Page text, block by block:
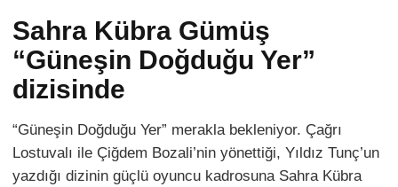
Sahra Kübra Gümüş
“Güneşin Doğduğu Yer”
dizisinde
“Güneşin Doğduğu Yer” merakla bekleniyor. Çağrı
Lostuvalı ile Çiğdem Bozali’nin yönettiği, Yıldız Tunç’un
yazdığı dizinin güçlü oyuncu kadrosuna Sahra Kübra